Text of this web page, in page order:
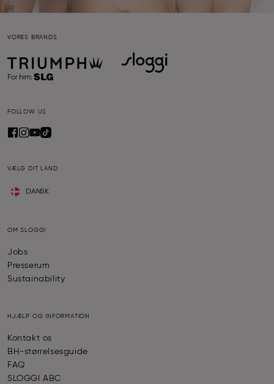
VORES BRANDS
FOLLOW US
VÆLG DIT LAND
DANSK
OM SLOGGI
Jobs
Presserum
Sustainability
HJÆLP OG INFORMATION
Kontakt os
BH-størrelsesguide
FAQ
SLOGGI ABC